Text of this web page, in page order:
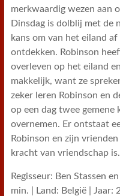
merkwaardig wezen aan
Dinsdag is dolblij met de
kans om van het eiland
ontdekken. Robinson
overleven op het eiland
makkelijk, want ze
zeker leren Robinson en
op een dag twee
overnemen. Er ontstaat
Robinson en zijn
kracht van vriendschap is.
Regisseur: Ben Stassen
min. | Land: België | Jaar: